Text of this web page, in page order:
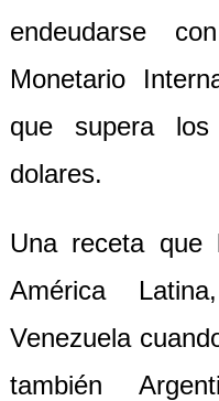
endeudarse
Monetario
que supera
dolares.
Una receta que
América
Venezuela
también